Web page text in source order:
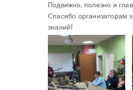
Подвижно, полезно и
Спасибо организаторам
знаний!